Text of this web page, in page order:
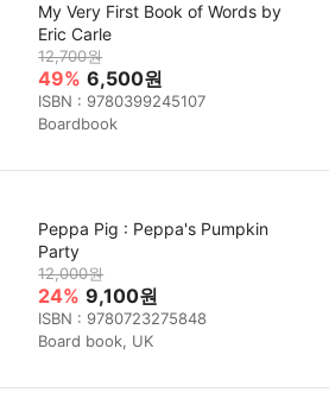
My Very First Book of Words by
Eric Carle
12,700원
49% 6,500원
ISBN : 9780399245107
Boardbook
Peppa Pig : Peppa's Pumpkin
Party
12,000원
24% 9,100원
ISBN : 9780723275848
Board book, UK